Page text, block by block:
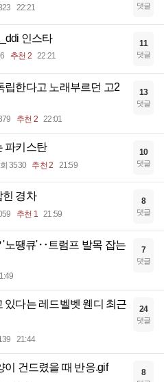
22:21 댓글
인스타
추천 2 22:21
11
댓글
립한다고 노래부르던 고2
추천 2 22:01
13
댓글
파키스탄
3530 추천 2 21:59
10
댓글
힌 경차
추천 1 21:59
8
댓글
'노땡큐'‥트럼프 발목 잡는
7
댓글
있다는 레드벨벳 웬디 최근
21:44
24
댓글
이 건드렸을 때 반응.gif 8